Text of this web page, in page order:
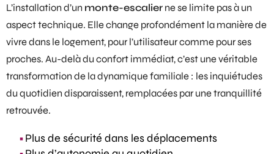
L’installation d’un monte-escalier ne se limite pas à un
aspect technique. Elle change profondément la manière de
vivre dans le logement, pour l’utilisateur comme pour ses
proches. Au-delà du confort immédiat, c’est une véritable
transformation de la dynamique familiale : les inquiétudes
du quotidien disparaissent, remplacées par une tranquillité
retrouvée.
Plus de sécurité dans les déplacements